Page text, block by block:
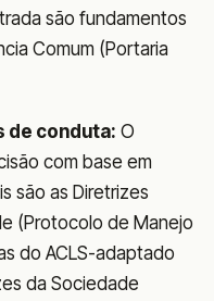
são fundamentos
Comum (Portaria
de conduta: O
com base em
são as Diretrizes
(Protocolo de Manejo
do ACLS-adaptado
da Sociedade